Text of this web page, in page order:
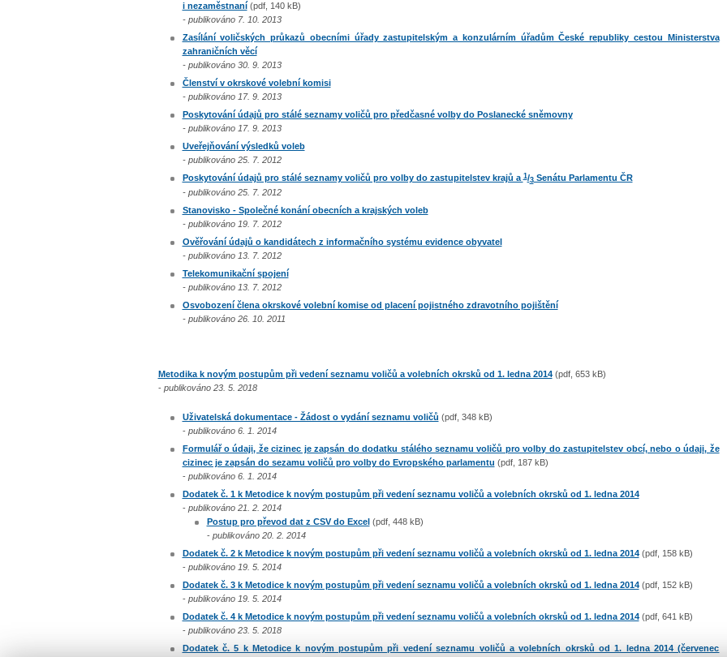
i nezaměstnaní(pdf, 140 kB)
- publikováno 7. 10. 2013
Zasílání voličských průkazů obecními úřady zastupitelským a konzulárním úřadům České republiky cestou Ministerstva
zahraničních věcí
- publikováno 30. 9. 2013
Členství v okrskové volební komisi
- publikováno 17. 9. 2013
Poskytování údajů pro stálé seznamy voličů pro předčasné volby do Poslanecké sněmovny
- publikováno 17. 9. 2013
Uveřejňování výsledků voleb
- publikováno 25. 7. 2012
Poskytování údajů pro stálé seznamy voličů pro volby do zastupitelstev krajů a1/3Senátu Parlamentu ČR
- publikováno 25. 7. 2012
Stanovisko - Společné konání obecních a krajských voleb
- publikováno 19. 7. 2012
Ověřování údajů o kandidátech z informačního systému evidence obyvatel
- publikováno 13. 7. 2012
Telekomunikační spojení
- publikováno 13. 7. 2012
Osvobození člena okrskové volební komise od placení pojistného zdravotního pojištění
- publikováno 26. 10. 2011
Metodika k novým postupům při vedení seznamu voličů a volebních okrsků od 1. ledna 2014(pdf, 653 kB)​
- publikováno 23. 5. 2018
Uživatelská dokumentace - Žádost o vydání seznamu voličů (pdf, 348 kB)
- publikováno 6. 1. 2014
Formulář o údaji, že cizinec je zapsán do dodatku stálého seznamu voličů pro volby do zastupitelstev obcí, nebo o údaji, že
cizinec je zapsán do sezamu voličů pro volby do Evropského parlamentu (pdf, 187 kB)
- publikováno 6. 1. 2014
Dodatek č. 1 k Metodice k novým postupům při vedení seznamu voličů a volebních okrsků od 1. ledna 2014
- publikováno 21. 2. 2014
Postup pro převod dat z CSV do Excel(pdf, 448 kB)​
- publikováno 20. 2. 2014
Dodatek č. 2 k Metodice k novým postupům při vedení seznamu voličů a volebních okrsků od 1. ledna 2014(pdf, 158 kB)
- publikováno 19. 5. 2014
Dodatek č. 3 k Metodice k novým postupům při vedení seznamu voličů a volebních okrsků od 1. ledna 2014(pdf, 152 kB)
- publikováno 19. 5. 2014
Dodatek č. 4 k Metodice k novým postupům při vedení seznamu voličů a volebních okrsků od 1. ledna 2014(pdf, 641 kB)
- publikováno 23. 5. 2018
Dodatek č. 5 k Metodice k novým postupům při vedení seznamu voličů a volebních okrsků od 1. ledna 2014 (červenec